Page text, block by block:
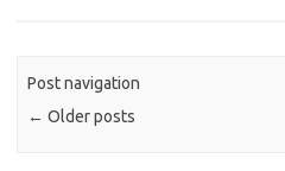
Post navigation
← Older posts